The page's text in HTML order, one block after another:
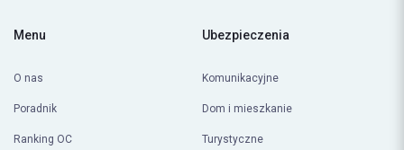
Menu
O nas
Poradnik
Ranking OC
Ubezpieczenia
Komunikacyjne
Dom i mieszkanie
Turystyczne